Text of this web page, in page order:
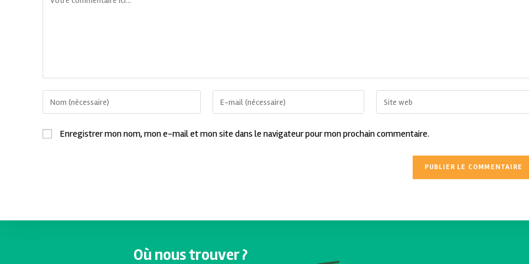
Enregistrer mon nom, mon e-mail et mon site dans le navigateur pour mon prochain commentaire.
Où nous trouver ?